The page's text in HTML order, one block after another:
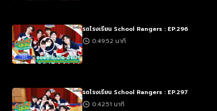
รถโรงเรียน School Rangers : EP.296
0:49:52 นาที
รถโรงเรียน School Rangers : EP.297
0:42:51 นาที